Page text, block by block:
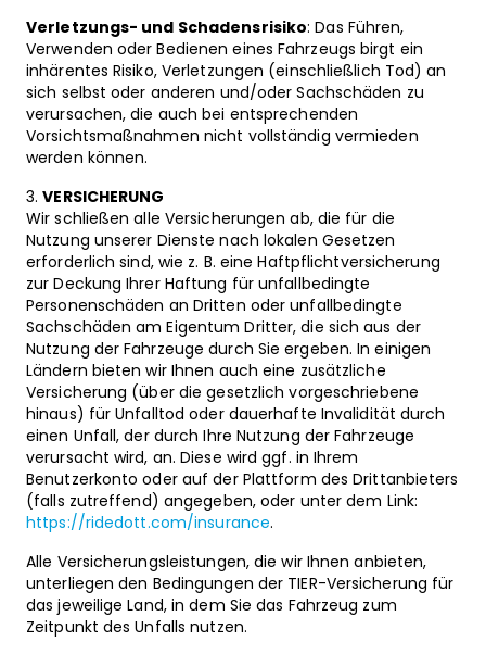
Verletzungs- und Schadensrisiko: Das Führen,
Verwenden oder Bedienen eines Fahrzeugs birgt ein
inhärentes Risiko, Verletzungen (einschließlich Tod) an
sich selbst oder anderen und/oder Sachschäden zu
verursachen, die auch bei entsprechenden
Vorsichtsmaßnahmen nicht vollständig vermieden
werden können.
VERSICHERUNG
Wir schließen alle Versicherungen ab, die für die
Nutzung unserer Dienste nach lokalen Gesetzen
erforderlich sind, wie z. B. eine Haftpflichtversicherung
zur Deckung Ihrer Haftung für unfallbedingte
Personenschäden an Dritten oder unfallbedingte
Sachschäden am Eigentum Dritter, die sich aus der
Nutzung der Fahrzeuge durch Sie ergeben. In einigen
Ländern bieten wir Ihnen auch eine zusätzliche
Versicherung (über die gesetzlich vorgeschriebene
hinaus) für Unfalltod oder dauerhafte Invalidität durch
einen Unfall, der durch Ihre Nutzung der Fahrzeuge
verursacht wird, an. Diese wird ggf. in Ihrem
Benutzerkonto oder auf der Plattform des Drittanbieters
(falls zutreffend) angegeben, oder unter dem Link:
https://ridedott.com/insurance.
Alle Versicherungsleistungen, die wir Ihnen anbieten,
unterliegen den Bedingungen der TIER-Versicherung für
das jeweilige Land, in dem Sie das Fahrzeug zum
Zeitpunkt des Unfalls nutzen.